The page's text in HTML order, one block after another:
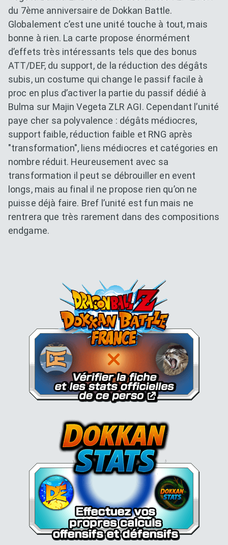
du 7ème anniversaire de Dokkan Battle.
Globalement c’est une unité touche à tout, mais
bonne à rien. La carte propose énormément
d’effets très intéressants tels que des bonus
ATT/DEF, du support, de la réduction des dégâts
subis, un costume qui change le passif facile à
proc en plus d’activer la partie du passif dédié à
Bulma sur Majin Vegeta ZLR AGI. Cependant l’unité
paye cher sa polyvalence : dégâts médiocres,
support faible, réduction faible et RNG après
"transformation", liens médiocres et catégories en
nombre réduit. Heureusement avec sa
transformation il peut se débrouiller en event
longs, mais au final il ne propose rien qu’on ne
puisse déjà faire. Bref l’unité est fun mais ne
rentrera que très rarement dans des compositions
endgame.
Dokkan Essentials x Dragon